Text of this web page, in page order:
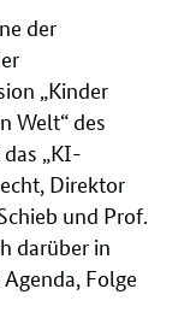
der
„Kinder
Welt“ des
„KI-
Direktor
und Prof.
darüber in
Folge